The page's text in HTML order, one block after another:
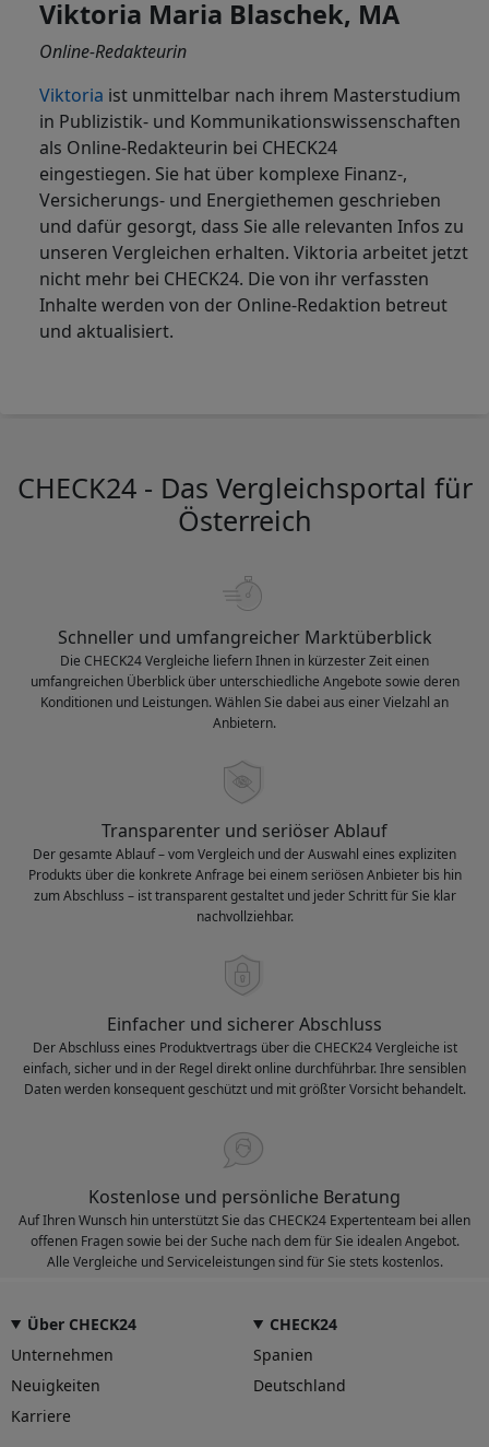
Viktoria Maria Blaschek, MA
Online-Redakteurin
Viktoria ist unmittelbar nach ihrem Masterstudium
in Publizistik- und Kommunikationswissenschaften
als Online-Redakteurin bei CHECK24
eingestiegen. Sie hat über komplexe Finanz-,
Versicherungs- und Energiethemen geschrieben
und dafür gesorgt, dass Sie alle relevanten Infos zu
unseren Vergleichen erhalten. Viktoria arbeitet jetzt
nicht mehr bei CHECK24. Die von ihr verfassten
Inhalte werden von der Online-Redaktion betreut
und aktualisiert.
CHECK24 - Das Vergleichsportal für
Österreich
Schneller und umfangreicher Marktüberblick
Die CHECK24 Vergleiche liefern Ihnen in kürzester Zeit einen
umfangreichen Überblick über unterschiedliche Angebote sowie deren
Konditionen und Leistungen. Wählen Sie dabei aus einer Vielzahl an
Anbietern.
Transparenter und seriöser Ablauf
Der gesamte Ablauf – vom Vergleich und der Auswahl eines expliziten
Produkts über die konkrete Anfrage bei einem seriösen Anbieter bis hin
zum Abschluss – ist transparent gestaltet und jeder Schritt für Sie klar
nachvollziehbar.
Einfacher und sicherer Abschluss
Der Abschluss eines Produktvertrags über die CHECK24 Vergleiche ist
einfach, sicher und in der Regel direkt online durchführbar. Ihre sensiblen
Daten werden konsequent geschützt und mit größter Vorsicht behandelt.
Kostenlose und persönliche Beratung
Auf Ihren Wunsch hin unterstützt Sie das CHECK24 Expertenteam bei allen
offenen Fragen sowie bei der Suche nach dem für Sie idealen Angebot.
Alle Vergleiche und Serviceleistungen sind für Sie stets kostenlos.
Über CHECK24
Unternehmen
Neuigkeiten
Karriere
CHECK24
Spanien
Deutschland